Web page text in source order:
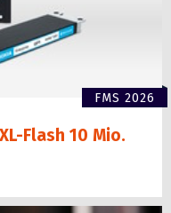
FMS 2026
Flash 10 Mio.